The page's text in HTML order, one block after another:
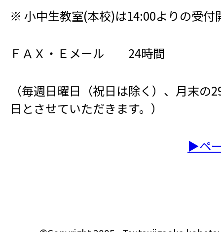
※ 小中生教室(本校)は14:00よりの受付
ＦＡＸ・Ｅメール 24時間
（毎週日曜日（祝日は除く）、月末の
日とさせていただきます。）
▶ペ